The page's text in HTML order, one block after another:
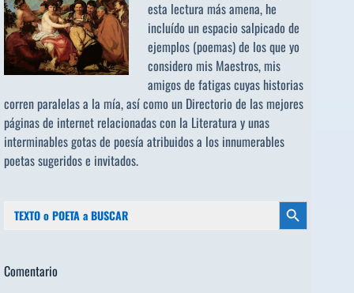
esta lectura más amena, he
incluído un espacio salpicado de
ejemplos (poemas) de los que yo
considero mis Maestros, mis
amigos de fatigas cuyas historias
corren paralelas a la mía, así como un Directorio de las mejores
páginas de internet relacionadas con la Literatura y unas
interminables gotas de poesía atribuidos a los innumerables
poetas sugeridose invitados.
Botón de búsqueda
Comentario